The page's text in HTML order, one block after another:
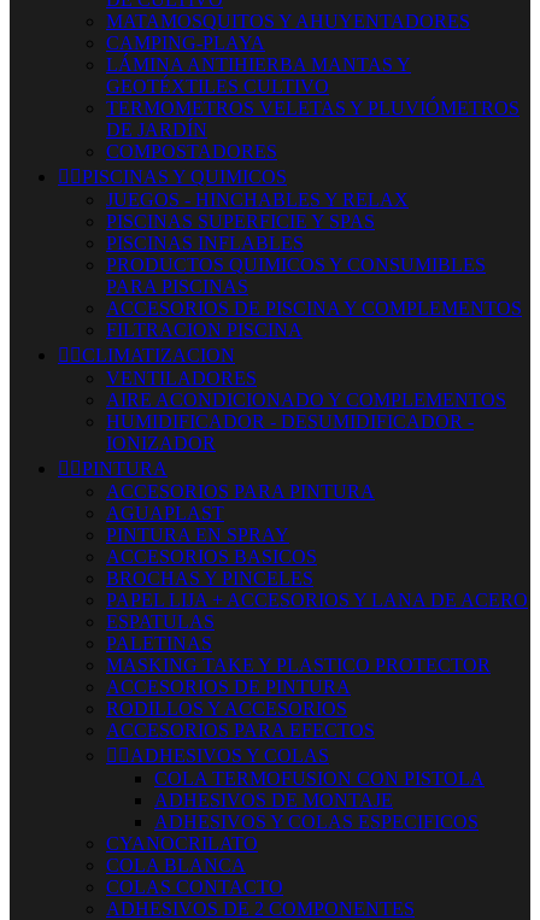
MATAMOSQUITOS Y AHUYENTADORES
CAMPING-PLAYA
LÁMINA ANTIHIERBA MANTAS Y
GEOTÉXTILES CULTIVO
TERMOMETROS VELETAS Y PLUVIÓMETROS
DE JARDÍN
COMPOSTADORES
 PISCINAS Y QUIMICOS
JUEGOS - HINCHABLES Y RELAX
PISCINAS SUPERFICIE Y SPAS
PISCINAS INFLABLES
PRODUCTOS QUIMICOS Y CONSUMIBLES
PARA PISCINAS
ACCESORIOS DE PISCINA Y COMPLEMENTOS
FILTRACION PISCINA
 CLIMATIZACION
VENTILADORES
AIRE ACONDICIONADO Y COMPLEMENTOS
HUMIDIFICADOR - DESUMIDIFICADOR -
IONIZADOR
 PINTURA
ACCESORIOS PARA PINTURA
AGUAPLAST
PINTURA EN SPRAY
ACCESORIOS BASICOS
BROCHAS Y PINCELES
PAPEL LIJA + ACCESORIOS Y LANA DE ACERO
ESPATULAS
PALETINAS
MASKING TAKE Y PLASTICO PROTECTOR
ACCESORIOS DE PINTURA
RODILLOS Y ACCESORIOS
ACCESORIOS PARA EFECTOS
 ADHESIVOS Y COLAS
COLA TERMOFUSION CON PISTOLA
ADHESIVOS DE MONTAJE
ADHESIVOS Y COLAS ESPECIFICOS
CYANOCRILATO
COLA BLANCA
COLAS CONTACTO
ADHESIVOS DE 2 COMPONENTES